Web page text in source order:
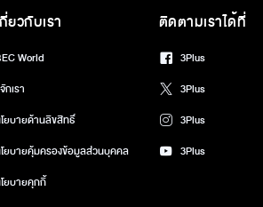
ยวกับเรา
World
กเรา
ยบายด้านลิขสิทธิ์
ยบายคุ้มครองข้อมูลส่วนบุคคล
ยบายคุกกี้
ติดตามเราได้ที่
3Plus
3Plus
3Plus
3Plus